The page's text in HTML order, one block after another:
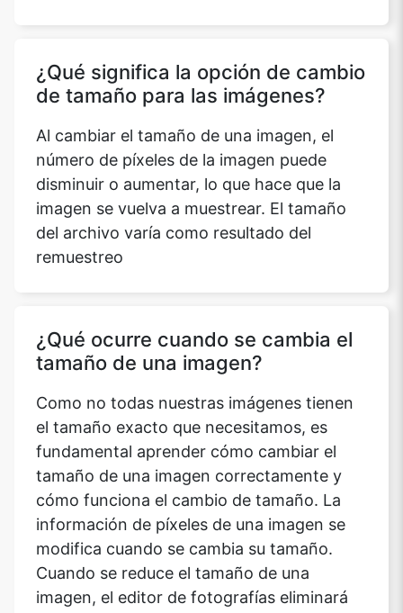
¿Qué significa la opción de cambio
de tamaño para las imágenes?
Al cambiar el tamaño de una imagen, el
número de píxeles de la imagen puede
disminuir o aumentar, lo que hace que la
imagen se vuelva a muestrear. El tamaño
del archivo varía como resultado del
remuestreo
¿Qué ocurre cuando se cambia el
tamaño de una imagen?
Como no todas nuestras imágenes tienen
el tamaño exacto que necesitamos, es
fundamental aprender cómo cambiar el
tamaño de una imagen correctamente y
cómo funciona el cambio de tamaño. La
información de píxeles de una imagen se
modifica cuando se cambia su tamaño.
Cuando se reduce el tamaño de una
imagen, el editor de fotografías eliminará